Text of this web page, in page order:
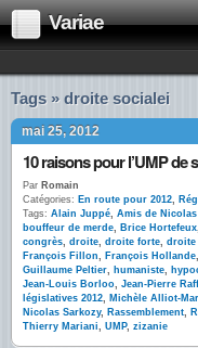
Variae
Tags » droite socialei
mai 25, 2012
10 raisons pour l’UMP de
Par Romain
Catégories: En route pour 2012,
Tags: Alain Juppé, Amis de Nicolas
bouffeur de merde, Brice Hortefeux,
congrès, droite, droite forte, droite
François Fillon, François Hollande,
Guillaume Peltier, humaniste,
Jean-Louis Borloo, Jean-Pierre
législatives 2012, Michèle Alliot-
Nicolas Sarkozy, Rassemblement,
Thierry Mariani, UMP, zizanie